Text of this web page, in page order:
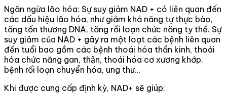
Ngăn ngừa lão hóa: Sự suy giảm NAD + có liên quan đến
các dấu hiệu lão hóa, như giảm khả năng tự thực bào,
tăng tổn thương DNA, tăng rối loạn chức năng ty thể. Sự
suy giảm của NAD + gây ra một loạt các bệnh liên quan
đến tuổi bao gồm các bệnh thoái hóa thần kinh, thoái
hóa chức năng gan, thận, thoái hóa cơ xương khớp,
bệnh rối loạn chuyển hóa, ung thư…
Khi được cung cấp định kỳ, NAD+ sẽ giúp: